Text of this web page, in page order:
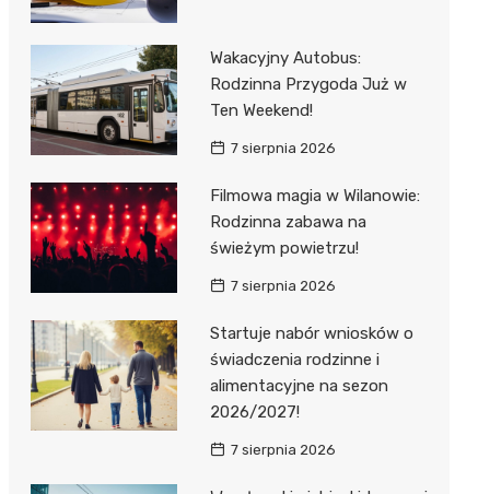
Wakacyjny Autobus:
Rodzinna Przygoda Już w
Ten Weekend!
7 sierpnia 2026
Filmowa magia w Wilanowie:
Rodzinna zabawa na
świeżym powietrzu!
7 sierpnia 2026
Startuje nabór wniosków o
świadczenia rodzinne i
alimentacyjne na sezon
2026/2027!
7 sierpnia 2026